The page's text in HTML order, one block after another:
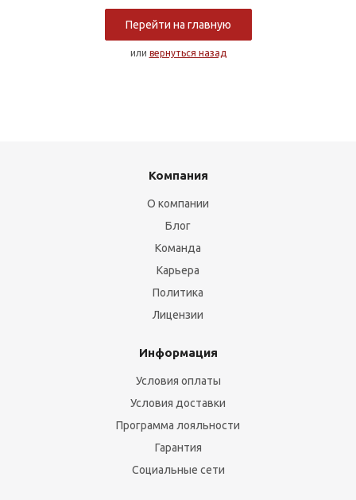
Перейти на главную
или вернуться назад
Компания
О компании
Блог
Команда
Карьера
Политика
Лицензии
Информация
Условия оплаты
Условия доставки
Программа лояльности
Гарантия
Социальные сети